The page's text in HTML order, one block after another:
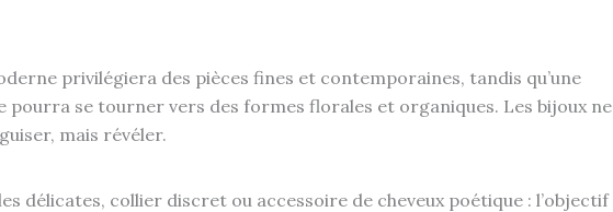
privilégiera des pièces fines et contemporaines, tandis qu’une
pourra se tourner vers des formes florales et organiques. Les bijoux ne
mais révéler.
délicates, collier discret ou accessoire de cheveux poétique : l’objectif